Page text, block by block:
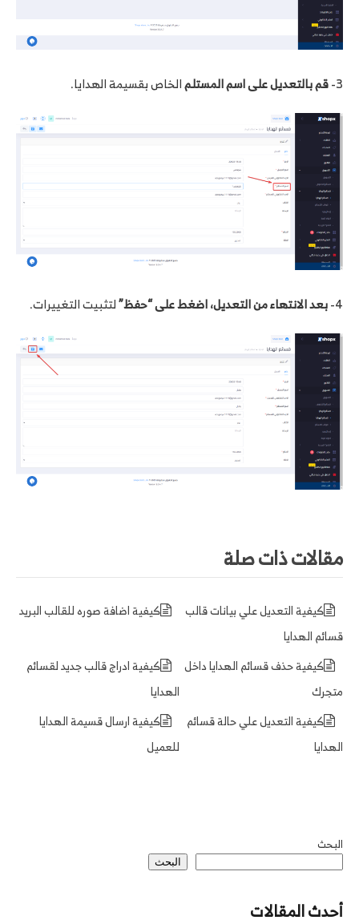
3- قم بالتعديل على اسم المستلمالخاص بقسيمة الهدايا.
4- بعد الانتهاء من التعديل، اضغط على “حفظ”لتثبيت التغييرات.
مقالات ذات صلة
كيفية اضافة صوره للقالب البريد
كيفية التعديل علي بيانات قالب
قسائم الهدايا
كيفية ادراج قالب جديد لقسائم
الهدايا
كيفية حذف قسائم الهدايا داخل
متجرك
كيفية ارسال قسيمة الهدايا
للعميل
كيفية التعديل علي حالة قسائم
الهدايا
البحث
البحث
أحدث المقالات